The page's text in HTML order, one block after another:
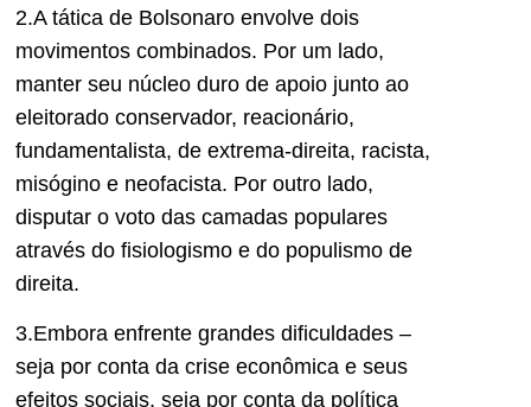
2.A tática de Bolsonaro envolve dois
movimentos combinados. Por um lado,
manter seu núcleo duro de apoio junto ao
eleitorado conservador, reacionário,
fundamentalista, de extrema-direita, racista,
misógino e neofacista. Por outro lado,
disputar o voto das camadas populares
através do fisiologismo e do populismo de
direita.
3.Embora enfrente grandes dificuldades –
seja por conta da crise econômica e seus
efeitos sociais, seja por conta da política